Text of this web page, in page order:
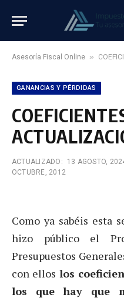
Asesoría Fiscal Online »
GANANCIAS Y PÉRDIDAS
ACTUALIZADO: 13 AGOSTO,
OCTUBRE, 2012
Como ya sabéis esta
hizo público el
Presupuestos
con ellos los
los que hay que